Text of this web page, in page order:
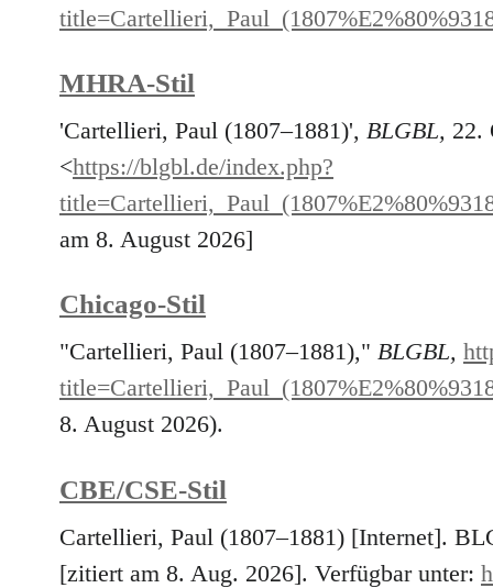
MHRA-Stil
'Cartellieri, Paul (1807–1881)', BLGBL, 22.
<https://blgbl.de/index.php?
am 8. August 2026]
Chicago-Stil
"Cartellieri, Paul (1807–1881)," BLGBL,
8. August 2026).
CBE/CSE-Stil
Cartellieri, Paul (1807–1881) [Internet].
[zitiert am 8. Aug. 2026]. Verfügbar unter: